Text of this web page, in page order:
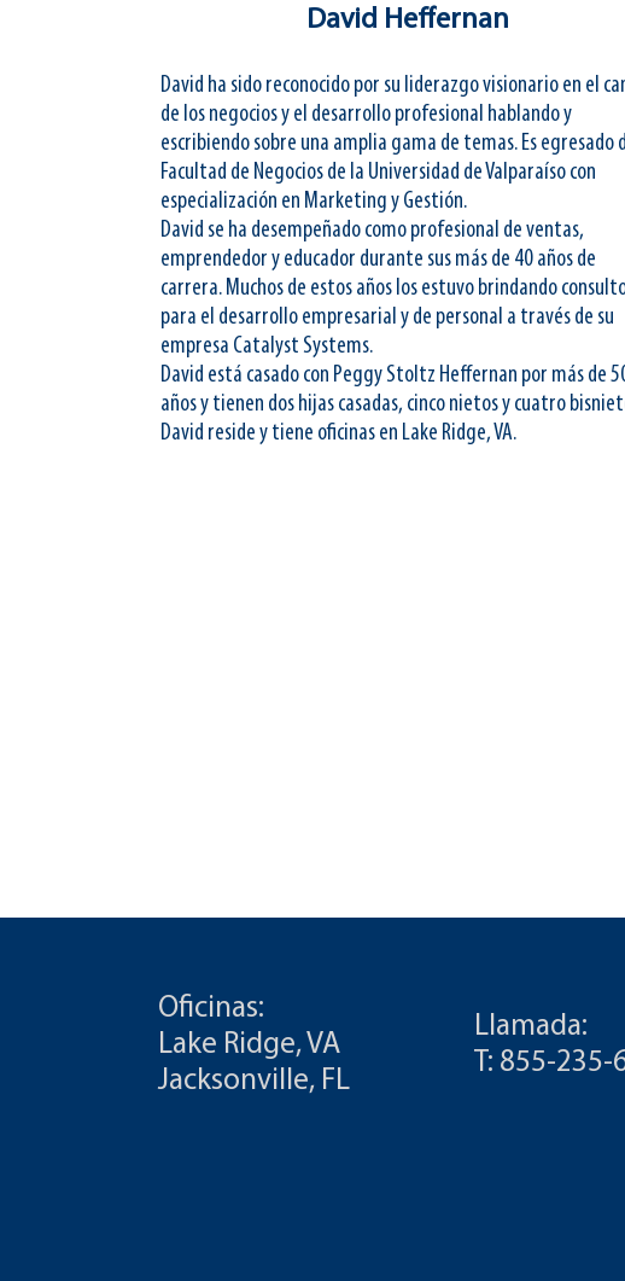
David Heffernan
David ha sido reconocido por su liderazgo visionario en el
de los negocios y el desarrollo profesional hablando y
escribiendo sobre una amplia gama de temas. Es egresado
Facultad de Negocios de la Universidad de Valparaíso con
especialización en Marketing y Gestión.
David se ha desempeñado como profesional de ventas,
emprendedor y educador durante sus más de 40 años de
carrera. Muchos de estos años los estuvo brindando
para el desarrollo empresarial y de personal a través de su
empresa Catalyst Systems.
David está casado con Peggy Stoltz Heffernan por más de
años y tienen dos hijas casadas, cinco nietos y cuatro
David reside y tiene oficinas en Lake Ridge, VA.
Oficinas:
Lake Ridge, VA
Jacksonville, FL
Llamada:
T: 855-235-